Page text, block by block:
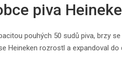
piva
pouhých 50 sudů piva, brzy
Heineken rozrostl a expandoval